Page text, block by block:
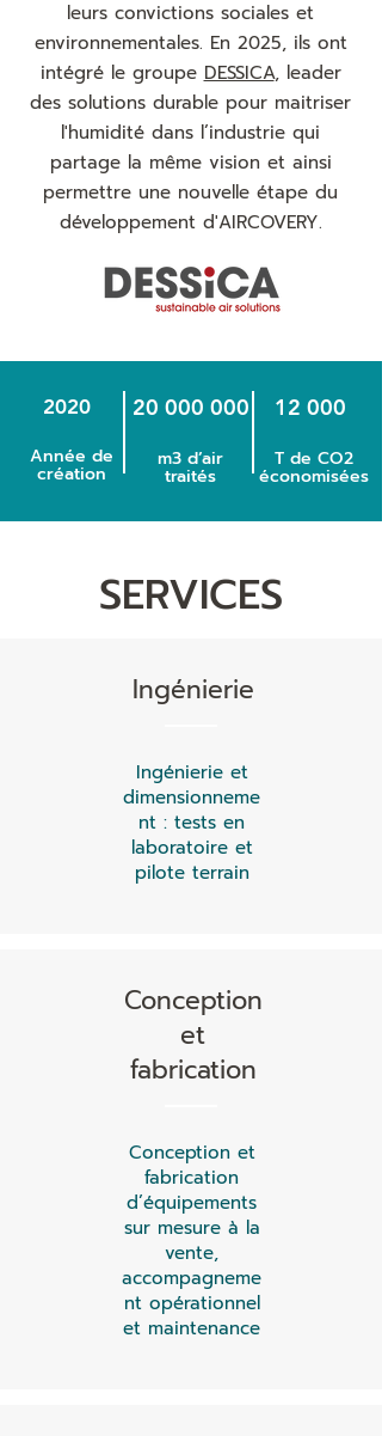
leurs convictions sociales et
environnementales. En 2025, ils ont
intégré le groupe DESSICA, leader
des solutions durable pour maitriser
l'humidité dans l’industrie qui
partage la même vision et ainsi
permettre une nouvelle étape du
développement d'AIRCOVERY.
2020
Année de
création
20 000 000
m3 d’air
traités
12 000
T de CO2
économisées
SERVICES
Ingénierie
Ingénierie et
dimensionneme
nt : tests en
laboratoire et
pilote terrain
Conception
et
fabrication
Conception et
fabrication
d’équipements
sur mesure à la
vente,
accompagneme
nt opérationnel
et maintenance